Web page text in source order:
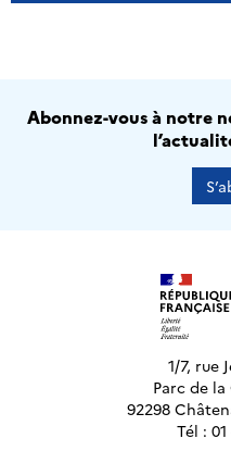
Abonnez-vous à notre
1/7, rue
Parc de
92298
Tél : 01